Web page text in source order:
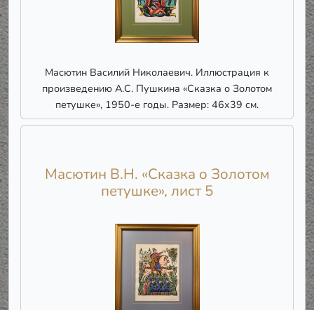
Масютин Василий Николаевич. Иллюстрация к
произведению А.С. Пушкина «Сказка о Золотом
петушке», 1950-е годы. Размер: 46х39 см.
Масютин В.Н. «Сказка о Золотом
петушке», лист 5